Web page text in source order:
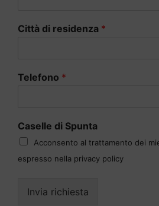
Città di residenza *
Telefono *
Caselle di Spunta
Acconsento al trattamento dei
espresso nella privacy policy
Invia richiesta